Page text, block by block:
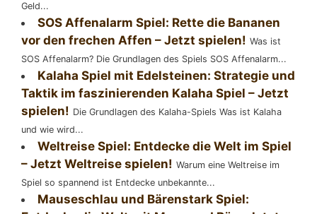
Geld...
SOS Affenalarm Spiel: Rette die Bananen
vor den frechen Affen – Jetzt spielen! Was ist
SOS Affenalarm? Die Grundlagen des Spiels SOS Affenalarm...
Kalaha Spiel mit Edelsteinen: Strategie und
Taktik im faszinierenden Kalaha Spiel – Jetzt
spielen! Die Grundlagen des Kalaha-Spiels Was ist Kalaha
und wie wird...
Weltreise Spiel: Entdecke die Welt im Spiel
– Jetzt Weltreise spielen! Warum eine Weltreise im
Spiel so spannend ist Entdecke unbekannte...
Mauseschlau und Bärenstark Spiel: